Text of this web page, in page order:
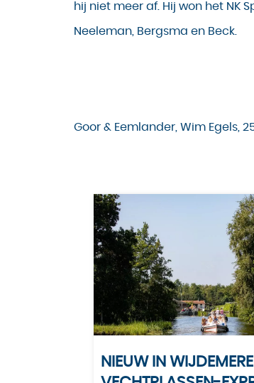
hij niet meer af. Hij won het NK
Neeleman, Bergsma en Beck.
Goor & Eemlander, Wim Egels,
NIEUW IN